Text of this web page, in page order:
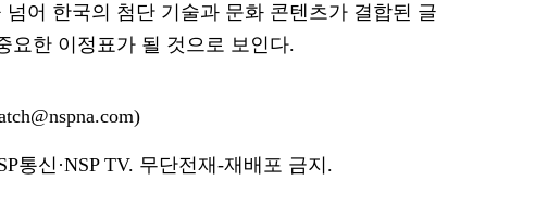
어 한국의 첨단 기술과 문화 콘텐츠가 결합된 글
요한 이정표가 될 것으로 보인다.
통신·NSP TV. 무단전재-재배포 금지.